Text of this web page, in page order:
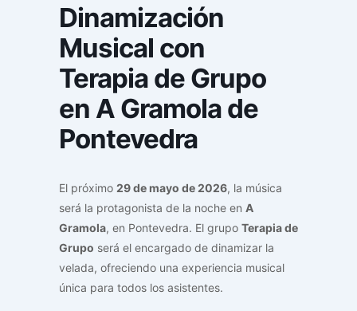
Dinamización
Musical con
Terapia de Grupo
en A Gramola de
Pontevedra
El próximo 29 de mayo de 2026, la música
será la protagonista de la noche en A
Gramola, en Pontevedra. El grupo Terapia de
Grupo será el encargado de dinamizar la
velada, ofreciendo una experiencia musical
única para todos los asistentes.